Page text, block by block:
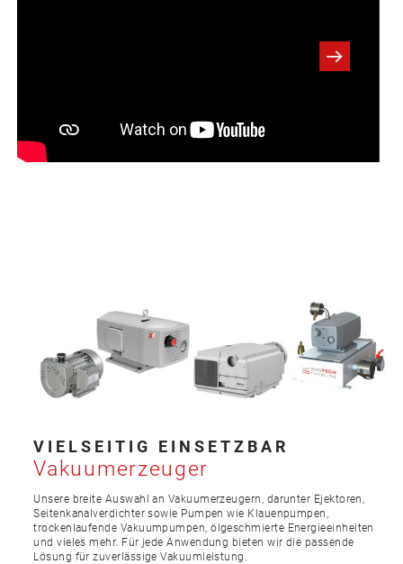
VIELSEITIG EINSETZBAR
Vakuumerzeuger
Unsere breite Auswahl an Vakuumerzeugern, darunter Ejektoren,
Seitenkanalverdichter sowie Pumpen wie Klauenpumpen,
trockenlaufende Vakuumpumpen, ölgeschmierte Energieeinheiten
und vieles mehr. Für jede Anwendung bieten wir die passende
Lösung für zuverlässige Vakuumleistung.